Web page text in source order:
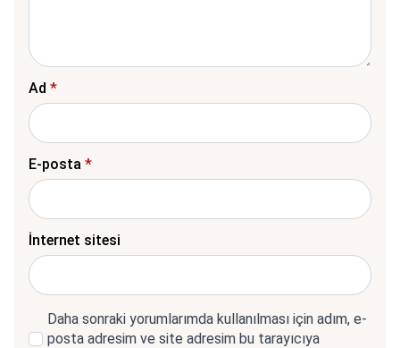
Ad *
E-posta *
İnternet sitesi
Daha sonraki yorumlarımda kullanılması için adım, e-
posta adresim ve site adresim bu tarayıcıya